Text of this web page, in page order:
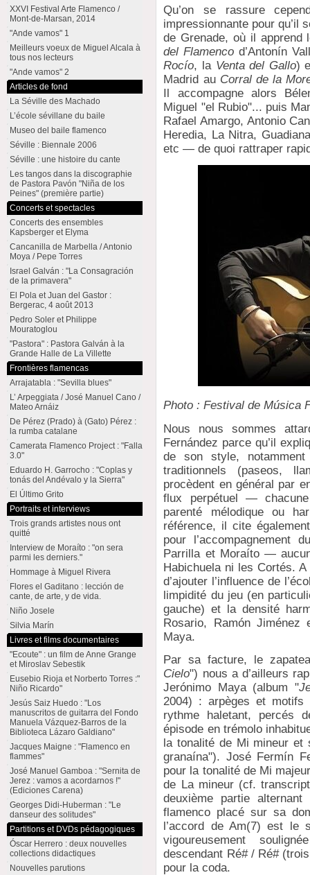
Qu’on se rassure
impressionnante pour qu’il
de Grenade, où il
del Flamenco d’Antonín
Rocío, la Venta del Gallo)
Madrid au Corral de la
Il accompagne alors
Miguel "el Rubio"... puis
Rafael Amargo, Antonio
Heredia, La Nitra,
etc — de quoi rattraper
Photo : Festival de Música
Nous nous sommes
Fernández parce qu’il
de son style,
traditionnels (paseos,
procèdent en général par
flux perpétuel —
parenté mélodique ou
référence, il cite
pour l’accompagnement
Parrilla et Moraíto —
Habichuela ni les Cortés.
d’ajouter l’influence de
limpidité du jeu (en
gauche) et la densité
Rosario, Ramón
Maya.
Par sa facture, le
Cielo") nous a d’ailleurs
Jerónimo Maya (album "
2004) : arpèges et motifs
rythme haletant, percés
épisode en trémolo
la tonalité de Mi mineur et
granaína"). José Fermín
pour la tonalité de Mi
de La mineur (cf.
deuxième partie
flamenco placé sur sa
l’accord de Am(7) est le
vigoureusement
descendant Ré# / Ré#
pour la coda.
XXVI Festival Arte Flamenco /
Mont-de-Marsan, 2014
"Ande vamos" 1
Meilleurs voeux de Miguel Alcala à
tous nos lecteurs
"Ande vamos" 2
Articles de fond
La Séville des Machado
L’école sévillane du baile
Museo del baile flamenco
Séville : Biennale 2006
Séville : une histoire du cante
Les tangos dans la discographie
de Pastora Pavón "Niña de los
Peines" (première partie)
Concerts et spectacles
Concerts des ensembles
Kapsberger et Elyma
Cancanilla de Marbella / Antonio
Moya / Pepe Torres
Israel Galván : "La Consagración
de la primavera"
El Pola et Juan del Gastor :
Bergerac, 4 août 2013
Pedro Soler et Philippe
Mouratoglou
"Pastora" : Pastora Galván à la
Grande Halle de La Villette
Frontières flamencas
Arrajatabla : "Sevilla blues"
L’ Arpeggiata / José Manuel Cano /
Mateo Arnáiz
De Pérez (Prado) à (Gato) Pérez :
la rumba catalane
Camerata Flamenco Project : "Falla
3.0"
Eduardo H. Garrocho : "Coplas y
tonás del Andévalo y la Sierra"
El Último Grito
Portraits et interviews
Trois grands artistes nous ont
quitté
Interview de Moraíto : "on sera
parmi les derniers."
Hommage à Miguel Rivera
Flores el Gaditano : lección de
cante, de arte, y de vida.
Niño Josele
Silvia Marín
Livres et films documentaires
"Ecoute" : un film de Anne Grange
et Miroslav Sebestik
Eusebio Rioja et Norberto Torres :"
Niño Ricardo"
Jesús Saiz Huedo : "Los
manuscritos de guitarra del Fondo
Manuela Vázquez-Barros de la
Biblioteca Lázaro Galdiano"
Jacques Maigne : "Flamenco en
flammes"
José Manuel Gamboa : "Sernita de
Jerez : vamos a acordarnos !"
(Ediciones Carena)
Georges Didi-Huberman : "Le
danseur des solitudes"
Partitions et DVDs pédagogiques
Óscar Herrero : deux nouvelles
collections didactiques
Nouvelles parutions